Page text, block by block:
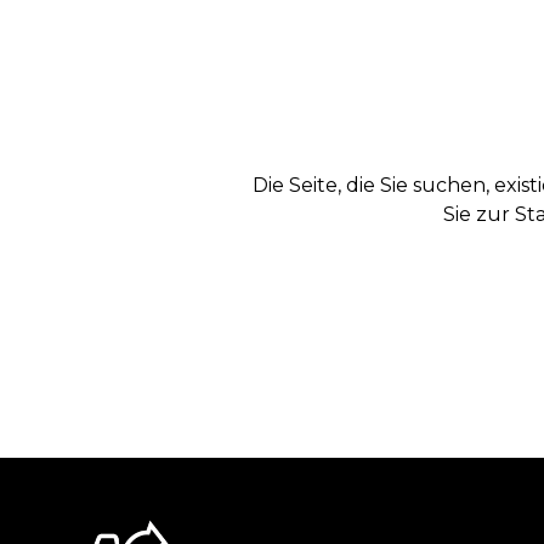
Die Seite, die Sie suchen,
Sie zur